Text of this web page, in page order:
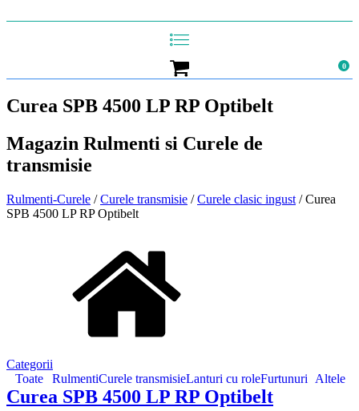
0
Curea SPB 4500 LP RP Optibelt
Magazin Rulmenti si Curele de
transmisie
Rulmenti-Curele /Curele transmisie /Curele clasic ingust / Curea
SPB 4500 LP RP Optibelt
Categorii
Toate
RulmentiCurele transmisieLanturi cu roleFurtunuri Altele
Curea SPB 4500 LP RP Optibelt